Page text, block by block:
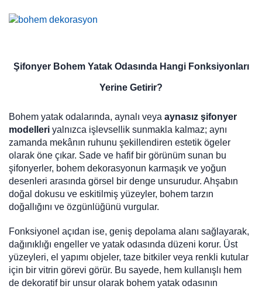
Şifonyer Bohem Yatak Odasında Hangi Fonksiyonları
Yerine Getirir?
Bohem yatak odalarında, aynalı veya aynasız şifonyer
modelleri yalnızca işlevsellik sunmakla kalmaz; aynı
zamanda mekânın ruhunu şekillendiren estetik ögeler
olarak öne çıkar. Sade ve hafif bir görünüm sunan bu
şifonyerler, bohem dekorasyonun karmaşık ve yoğun
desenleri arasında görsel bir denge unsurudur. Ahşabın
doğal dokusu ve eskitilmiş yüzeyler, bohem tarzın
doğallığını ve özgünlüğünü vurgular.
Fonksiyonel açıdan ise, geniş depolama alanı sağlayarak,
dağınıklığı engeller ve yatak odasında düzeni korur. Üst
yüzeyleri, el yapımı objeler, taze bitkiler veya renkli kutular
için bir vitrin görevi görür. Bu sayede, hem kullanışlı hem
de dekoratif bir unsur olarak bohem yatak odasının